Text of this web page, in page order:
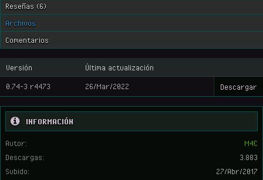
Reseñas (6)
Archivos
Comentarios
Versión
Última actualización
0.74-3 r4473
26/Mar/2022 Descargar
INFORMACIÓN
Autor:
M4C
Descargas:
3.883
Subido:
27/Abr/2017